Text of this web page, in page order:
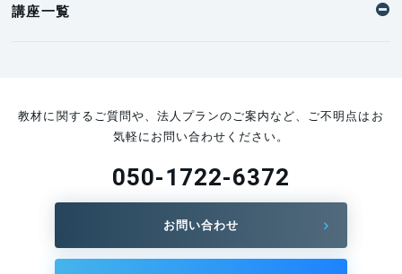
講座一覧
教材に関するご質問や、法人プランのご案内など、ご不明点はお
気軽にお問い合わせください。
050-1722-6372
お問い合わせ